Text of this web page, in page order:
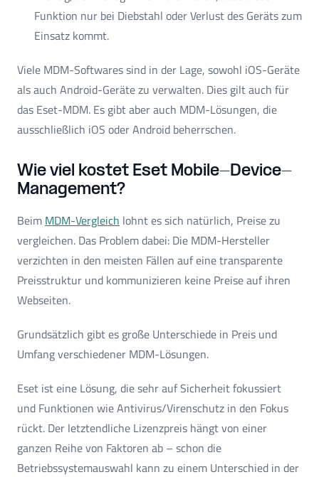
Funktion nur bei Diebstahl oder Verlust des Geräts zum
Einsatz kommt.
Viele MDM-Softwares sind in der Lage, sowohl iOS-Geräte
als auch Android-Geräte zu verwalten. Dies gilt auch für
das Eset-MDM. Es gibt aber auch MDM-Lösungen, die
ausschließlich iOS oder Android beherrschen.
Wie viel kostet Eset Mobile-Device-
Management?
Beim MDM-Vergleich lohnt es sich natürlich, Preise zu
vergleichen. Das Problem dabei: Die MDM-Hersteller
verzichten in den meisten Fällen auf eine transparente
Preisstruktur und kommunizieren keine Preise auf ihren
Webseiten.
Grundsätzlich gibt es große Unterschiede in Preis und
Umfang verschiedener MDM-Lösungen.
Eset ist eine Lösung, die sehr auf Sicherheit fokussiert
und Funktionen wie Antivirus/Virenschutz in den Fokus
rückt. Der letztendliche Lizenzpreis hängt von einer
ganzen Reihe von Faktoren ab – schon die
Betriebssystemauswahl kann zu einem Unterschied in der